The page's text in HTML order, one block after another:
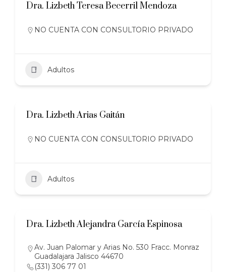
Dra. Lizbeth Teresa Becerril Mendoza
NO CUENTA CON CONSULTORIO PRIVADO
Adultos
Dra. Lizbeth Arias Gaitán
NO CUENTA CON CONSULTORIO PRIVADO
Adultos
Dra. Lizbeth Alejandra García Espinosa
Av. Juan Palomar y Arias No. 530 Fracc. Monraz
Guadalajara Jalisco 44670
(331) 306 77 01